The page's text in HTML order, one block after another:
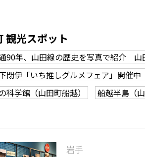
観光スポット
90年、山田線の歴史を写真で紹介 山
閉伊「いち推しグルメフェア」開催
科学館（山田町船越）
船越半島（山
岩手